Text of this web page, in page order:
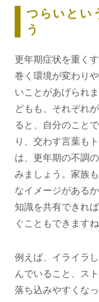
つらいとい
う
更年期症状を重く
巻く環境が変わり
いことがあげられ
どもも、それぞれ
ると、自分のこと
り、交わす言葉も
は、更年期の不調
みましょう。家族
なイメージがある
知識を共有できれ
ぐこともできますね
例えば、イライラ
んでいること、ス
落ち込みやすくな